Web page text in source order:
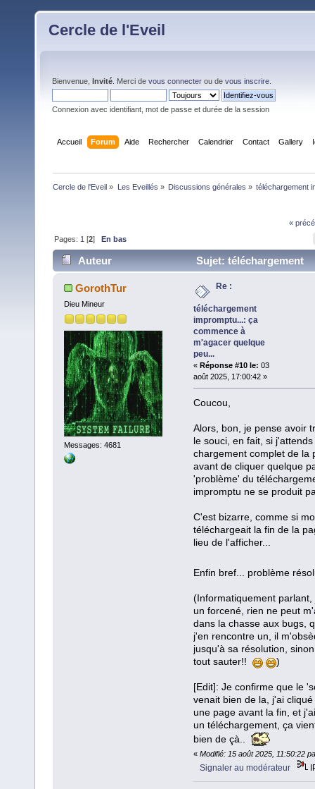
Cercle de l'Eveil
Bienvenue, Invité . Merci de vous connecter ou de vous inscrire
Connexion avec identifiant, mot de passe et durée de la session
Accueil Forum Aide Rechercher Calendrier Contact Gallery
Cercle de l'Eveil » Les Eveillés » Discussions générales » téléchargement
«
Pages: 1 [2]En bas
Auteur
Sujet: téléchargement
impromptu...: ça commence à m'agacer quelque
40765 fois)
GorothTur
Dieu Mineur
Messages: 4681
Re :
téléchargement
impromptu...: ça
commence à
m'agacer quelque
peu...
« Réponse #10 le: 03
août 2025, 17:00:42 »
Coucou,
Alors, bon, je pense avoir
le souci, en fait, si j'attends
chargement complet de la
avant de cliquer quelque
'problème' du
impromptu ne se produit
C'est bizarre, comme si
téléchargeait la fin de la
lieu de l'afficher...
Enfin bref... problème
(Informatiquement parlant,
un forcené, rien ne peut
dans la chasse aux bugs,
j'en rencontre un, il
jusqu'à sa résolution,
tout sauter!!
)
[Edit]: Je confirme que le
venait bien de la, j'ai cliqué
une page avant la fin, et
un téléchargement, ça
bien de çà..
« Modifié: 15 août 2025, 11:50:22
Signaler au modérateur